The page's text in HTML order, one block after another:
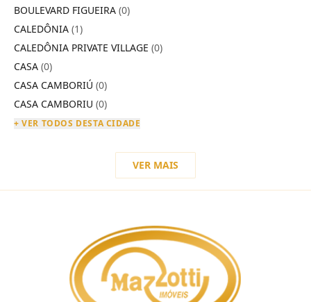
BOULEVARD FIGUEIRA (0)
CALEDÔNIA (1)
CALEDÔNIA PRIVATE VILLAGE (0)
CASA (0)
CASA CAMBORIÚ (0)
CASA CAMBORIU (0)
+ VER TODOS DESTA CIDADE
VER MAIS